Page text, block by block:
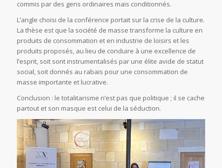
commis par des gens ordinaires mais conditionnés.
L’angle choisi de la conférence portait sur la crise de la culture.
La thèse est que la société de masse transforme la culture en
produits de consommation et en industrie de loisirs et les
produits proposés, au lieu de conduire à une excellence de
l’esprit, soit sont instrumentalisés par une élite avide de statut
social, soit donnés au rabais pour une consommation de
masse importante et lucrative.
Conclusion : le totalitarisme n’est pas que politique ; il se cache
partout et son masque est celui de la séduction.